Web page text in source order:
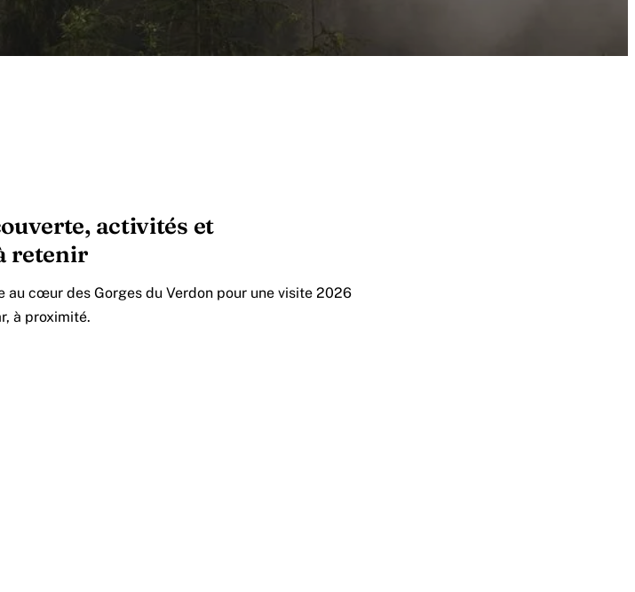
activités et
retenir
cœur des Gorges du Verdon pour une visite 2026
à proximité.